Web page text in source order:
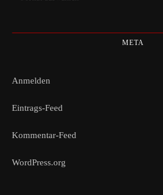
META
Anmelden
Eintrags-Feed
Kommentar-Feed
WordPress.org